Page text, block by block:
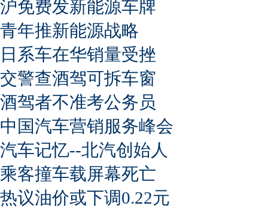
沪免费发新能源车牌
青年推新能源战略
日系车在华销量受挫
交警查酒驾可拆车窗
酒驾者不准考公务员
中国汽车营销服务峰会
汽车记忆--北汽创始人
乘客撞车载屏幕死亡
热议油价或下调0.22元